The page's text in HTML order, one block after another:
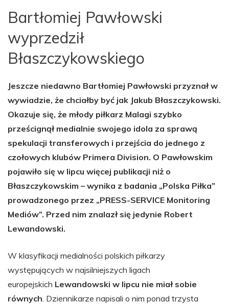
Bartłomiej Pawłowski
wyprzedził
Błaszczykowskiego
Jeszcze niedawno Bartłomiej Pawłowski przyznał w
wywiadzie, że chciałby być jak Jakub Błaszczykowski.
Okazuje się, że młody piłkarz Malagi szybko
prześcignął medialnie swojego idola za sprawą
spekulacji transferowych i przejścia do jednego z
czołowych klubów Primera Division. O Pawłowskim
pojawiło się w lipcu więcej publikacji niż o
Błaszczykowskim – wynika z badania „Polska Piłka”
prowadzonego przez „PRESS-SERVICE Monitoring
Mediów”. Przed nim znalazł się jedynie Robert
Lewandowski.
W klasyfikacji medialności polskich piłkarzy
występujących w najsilniejszych ligach
europejskich Lewandowski w lipcu nie miał sobie
równych. Dziennikarze napisali o nim ponad trzysta